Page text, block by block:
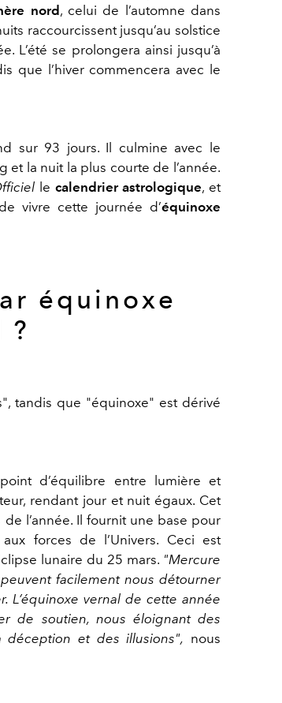
nord, celui de l’automne dans
raccourcissent jusqu’au solstice
L’été se prolongera ainsi jusqu’à
que l’hiver commencera avec le
sur 93 jours. Il culmine avec le
et la nuit la plus courte de l’année.
le calendrier astrologique, et
vivre cette journée d’équinoxe
équinoxe
?
tandis que "équinoxe" est dérivé
d’équilibre entre lumière et
rendant jour et nuit égaux. Cet
l’année. Il fournit une base pour
forces de l’Univers. Ceci est
lunaire du 25 mars. "Mercure
facilement nous détourner
L’équinoxe vernal de cette année
de soutien, nous éloignant des
déception et des illusions", nous